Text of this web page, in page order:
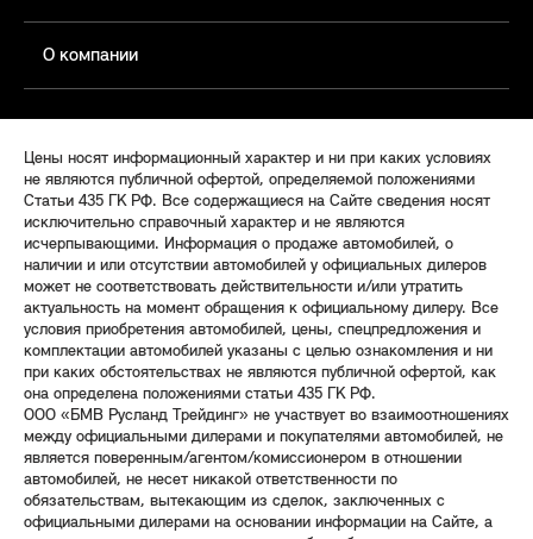
О компании
Цены носят информационный характер и ни при каких условиях
не являются публичной офертой, определяемой положениями
Статьи 435 ГК РФ. Все содержащиеся на Сайте сведения носят
исключительно справочный характер и не являются
исчерпывающими. Информация о продаже автомобилей, о
наличии и или отсутствии автомобилей у официальных дилеров
может не соответствовать действительности и/или утратить
актуальность на момент обращения к официальному дилеру. Все
условия приобретения автомобилей, цены, спецпредложения и
комплектации автомобилей указаны с целью ознакомления и ни
при каких обстоятельствах не являются публичной офертой, как
она определена положениями статьи 435 ГК РФ.
ООО «БМВ Русланд Трейдинг» не участвует во взаимоотношениях
между официальными дилерами и покупателями автомобилей, не
является поверенным/агентом/комиссионером в отношении
автомобилей, не несет никакой ответственности по
обязательствам, вытекающим из сделок, заключенных с
официальными дилерами на основании информации на Сайте, а